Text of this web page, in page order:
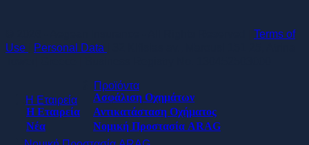
Terms of
Use
Personal Data
Η Εταιρεία
Η Εταιρεία
Νέα
Προϊόντα
Ασφάλιση Οχημάτων
Αντικατάσταση Οχήματος
Νομική Προστασία ARAG